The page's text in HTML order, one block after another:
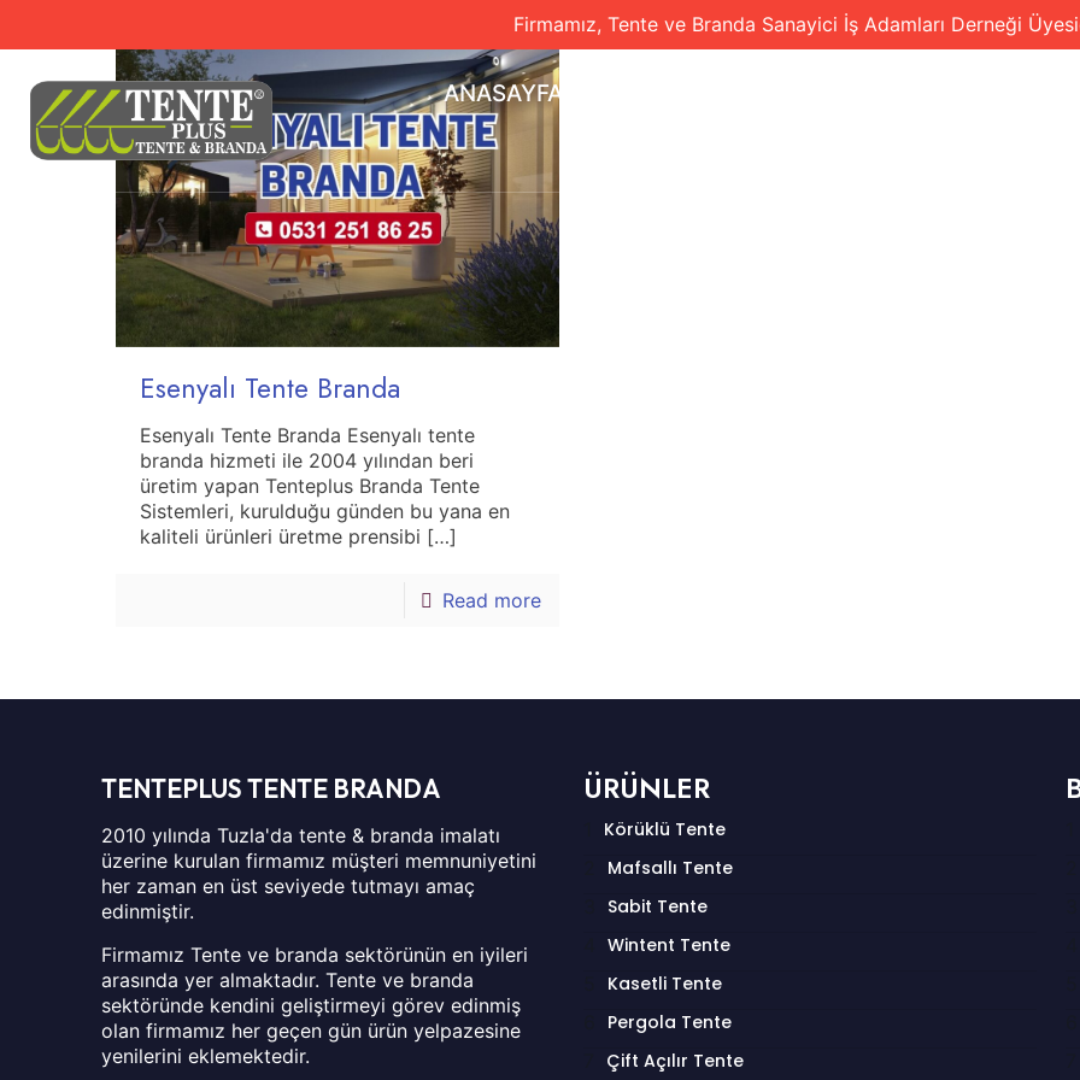
Firmamız, Tente ve Branda Sanayici İş Adamları Derneği
ANASAYFA
Esenyalı Tente Branda
Esenyalı Tente Branda Esenyalı tente
branda hizmeti ile 2004 yılından beri
üretim yapan Tenteplus Branda Tente
Sistemleri, kurulduğu günden bu yana en
kaliteli ürünleri üretme prensibi […]
Read more
TENTEPLUS TENTE BRANDA
2010 yılında Tuzla'da tente & branda imalatı
üzerine kurulan firmamız müşteri memnuniyetini
her zaman en üst seviyede tutmayı amaç
edinmiştir.
Firmamız Tente ve branda sektörünün en iyileri
arasında yer almaktadır. Tente ve branda
sektöründe kendini geliştirmeyi görev edinmiş
olan firmamız her geçen gün ürün yelpazesine
yenilerini eklemektedir.
ÜRÜNLER
Körüklü Tente
Mafsallı Tente
Sabit Tente
Wintent Tente
Kasetli Tente
Pergola Tente
Çift Açılır Tente